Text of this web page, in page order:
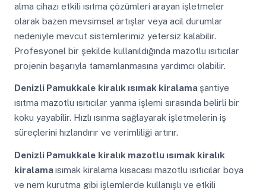
alma cihazı etkili ısıtma çözümleri arayan işletmeler
olarak bazen mevsimsel artışlar veya acil durumlar
nedeniyle mevcut sistemlerimiz yetersiz kalabilir.
Profesyonel bir şekilde kullanıldığında mazotlu ısıtıcılar
projenin başarıyla tamamlanmasına yardımcı olabilir.
Denizli Pamukkale kiralık ısımak kiralama şantiye
ısıtma mazotlu ısıtıcılar yanma işlemi sırasında belirli bir
koku yayabilir. Hızlı ısınma sağlayarak işletmelerin iş
süreçlerini hızlandırır ve verimliliği artırır.
Denizli Pamukkale kiralık mazotlu ısımak kiralık
kiralamaısımak kiralama kısacası mazotlu ısıtıcılar boya
ve nem kurutma gibi işlemlerde kullanışlı ve etkili